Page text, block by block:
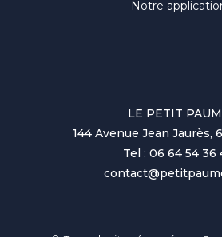
Notre
LE PETIT
144 Avenue Jean Jaurès,
Tel : 06 64 54 36